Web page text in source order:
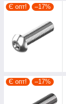
Є опт! –17%
Є опт! –17%